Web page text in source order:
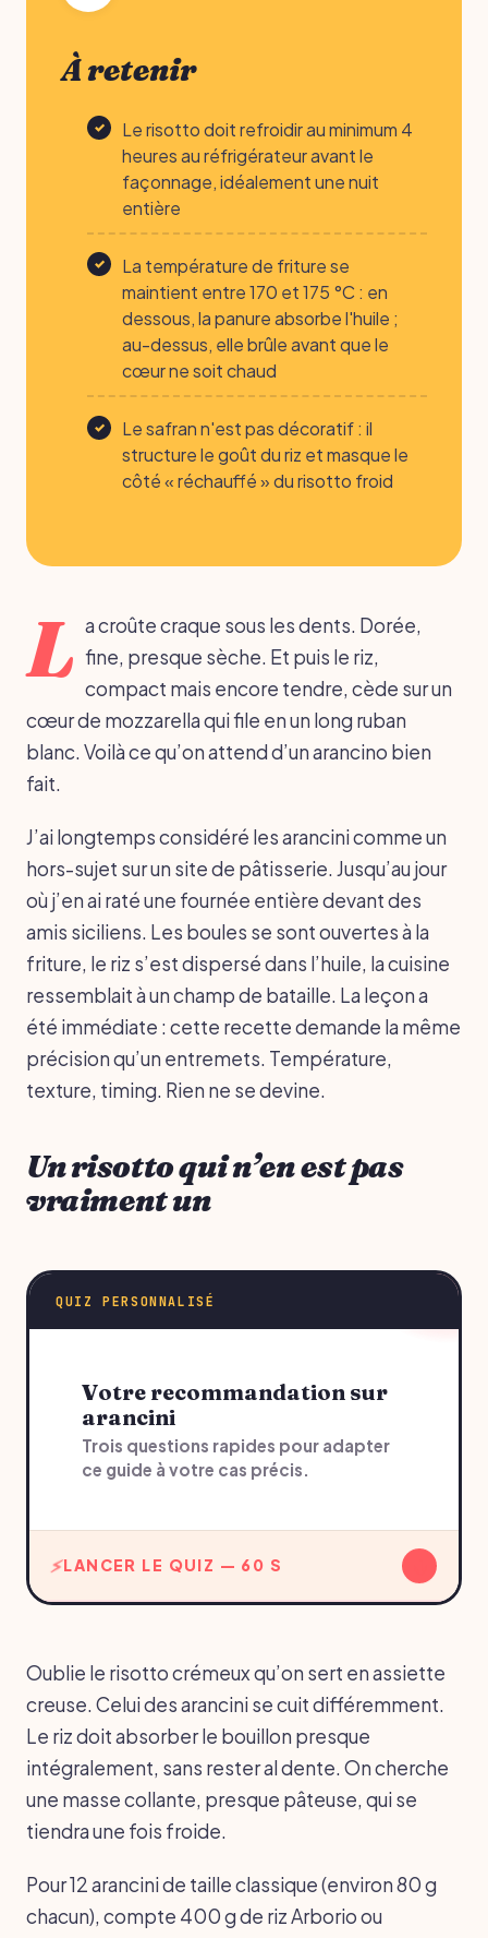
À retenir
Le risotto doit refroidir au minimum 4
heures au réfrigérateur avant le
façonnage, idéalement une nuit
entière
La température de friture se
maintient entre 170 et 175 °C : en
dessous, la panure absorbe l'huile ;
au-dessus, elle brûle avant que le
cœur ne soit chaud
Le safran n'est pas décoratif : il
structure le goût du riz et masque le
côté « réchauffé » du risotto froid
L a croûte craque sous les dents. Dorée,
fine, presque sèche. Et puis le riz,
compact mais encore tendre, cède sur un
cœur de mozzarella qui file en un long ruban
blanc. Voilà ce qu’on attend d’un arancino bien
fait.
J’ai longtemps considéré les arancini comme un
hors-sujet sur un site de pâtisserie. Jusqu’au jour
où j’en ai raté une fournée entière devant des
amis siciliens. Les boules se sont ouvertes à la
friture, le riz s’est dispersé dans l’huile, la cuisine
ressemblait à un champ de bataille. La leçon a
été immédiate : cette recette demande la même
précision qu’un entremets. Température,
texture, timing. Rien ne se devine.
Un risotto qui n’en est pas
vraiment un
QUIZ PERSONNALISÉ
Votre recommandation sur
arancini
Trois questions rapides pour adapter
ce guide à votre cas précis.
LANCER LE QUIZ — 60 S
Oublie le risotto crémeux qu’on sert en assiette
creuse. Celui des arancini se cuit différemment.
Le riz doit absorber le bouillon presque
intégralement, sans rester al dente. On cherche
une masse collante, presque pâteuse, qui se
tiendra une fois froide.
Pour 12 arancini de taille classique (environ 80 g
chacun), compte 400 g de riz Arborio ou